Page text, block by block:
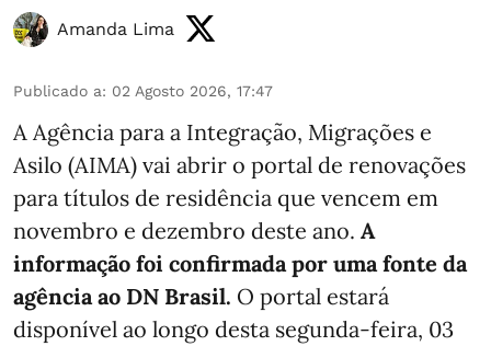
Amanda Lima
Publicado a: 02 Agosto 2026, 17:47
A Agência para a Integração, Migrações e
Asilo (AIMA) vai abrir o portal de renovações
para títulos de residência que vencem em
novembro e dezembro deste ano. A
informação foi confirmada por uma fonte da
agência ao DN Brasil. O portal estará
disponível ao longo desta segunda-feira, 03